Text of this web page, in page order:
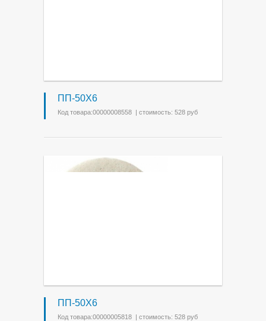
ПП-50Х6
Код товара:00000008558 | стоимость: 528 руб
ПП-50Х6
Код товара:00000005818 | стоимость: 528 руб